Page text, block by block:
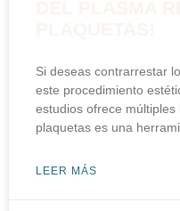
Si deseas contrarrestar
este procedimiento
estudios ofrece
plaquetas es una
LEER MÁS